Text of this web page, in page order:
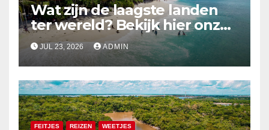
Wat zijn de laagste landen
ter wereld? Bekijk hier onze
top 10
JUL 23, 2026 ADMIN
FEITJES REIZEN WEETJES